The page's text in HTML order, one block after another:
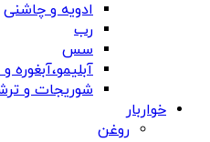
ادویه و چاشنی
رب
سس
آبلیمو،آبغوره
شوریجات و
خواربار
روغن